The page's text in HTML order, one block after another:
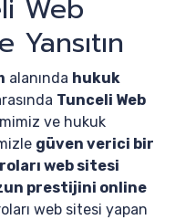
Web
Yansıtın
alanında hukuk
Tunceli Web
ve hukuk
güven verici bir
web sitesi
prestijini online
web sitesi yapan